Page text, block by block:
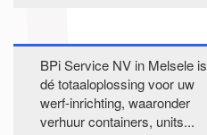
BPi Service NV in Melsele is
dé totaaloplossing voor uw
werf-inrichting, waaronder
verhuur containers, units...